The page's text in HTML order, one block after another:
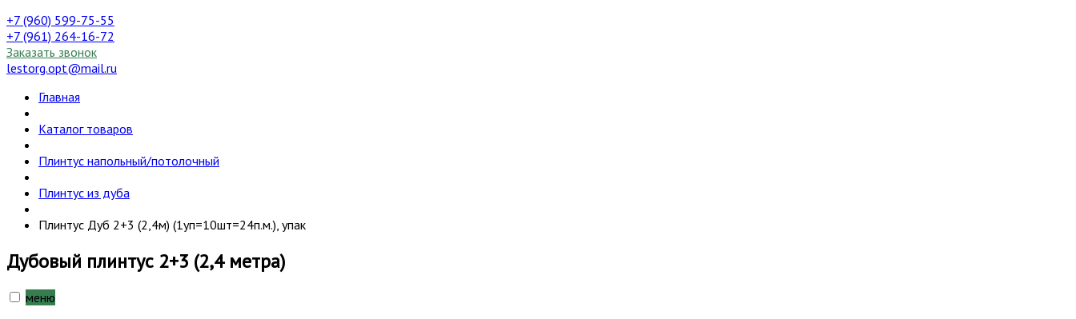
+7 (960) 599-75-55
+7 (961) 264-16-72
Заказать звонок
lestorg.opt@mail.ru
Главная
Каталог товаров
Плинтус напольный/потолочный
Плинтус из дуба
Плинтус Дуб 2+3 (2,4м) (1уп=10шт=24п.м.), упак
Дубовый плинтус 2+3 (2,4 метра)
меню